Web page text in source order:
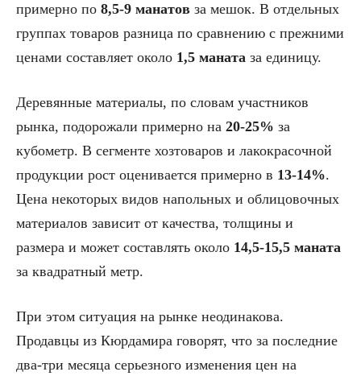
примерно по 8,5-9 манатов за мешок. В отдельных
группах товаров разница по сравнению с прежними
ценами составляет около 1,5 маната за единицу.
Деревянные материалы, по словам участников
рынка, подорожали примерно на 20-25% за
кубометр. В сегменте хозтоваров и лакокрасочной
продукции рост оценивается примерно в 13-14%.
Цена некоторых видов напольных и облицовочных
материалов зависит от качества, толщины и
размера и может составлять около 14,5-15,5 маната
за квадратный метр.
При этом ситуация на рынке неодинакова.
Продавцы из Кюрдамира говорят, что за последние
два-три месяца серьезного изменения цен на